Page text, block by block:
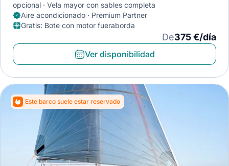
opcional
Vela mayor con sables completa
Aire acondicionado · Premium Partner
Gratis: Bote con motor fueraborda
De375 €/día
Ver disponibilidad
Este barco suele estar reservado